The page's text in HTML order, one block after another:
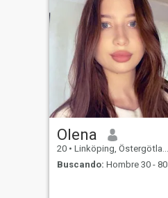
Olena
20 • Linköping, Östergötland, Suecia
Buscando: Hombre 30 - 80